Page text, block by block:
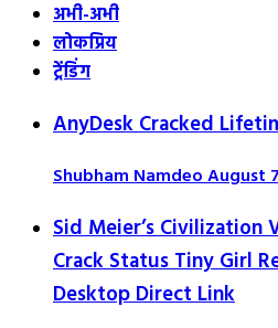
अभी-अभी
लोकप्रिय
ट्रेंडिंग
AnyDesk Cracked
Shubham NamdeoAugust
Sid Meier’s Civilization
Crack Status Tiny Girl
Desktop Direct Link